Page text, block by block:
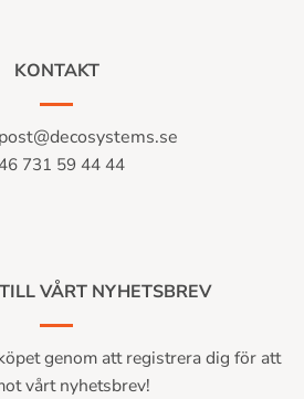
KONTAKT
post@decosystems.se
731 59 44 44
VÅRT NYHETSBREV
genom att registrera dig för att
vårt nyhetsbrev!